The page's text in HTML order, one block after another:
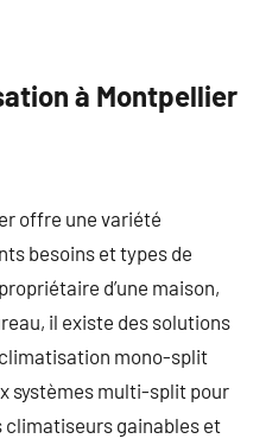
à Montpellier
offre une variété
besoins et types de
d’une maison,
il existe des solutions
mono-split
systèmes multi-split pour
climatiseurs gainables et